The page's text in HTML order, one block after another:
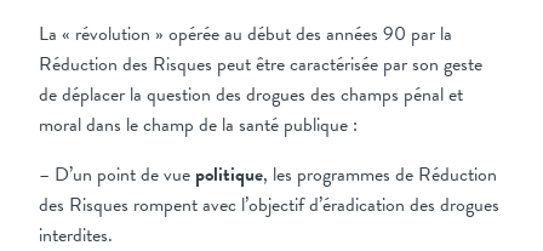
La « révolution » opérée au début des années 90 par la
Réduction des Risques peut être caractérisée par son geste
de déplacer la question des drogues des champs pénal et
moral dans le champ de la santé publique :
– D’un point de vue politique, les programmes de Réduction
des Risques rompent avec l’objectif d’éradication des drogues
interdites.